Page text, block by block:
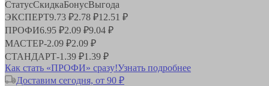
СтатусСкидкаБонусВыгода
ЭКСПЕРТ9.73 ₽2.78 ₽12.51 ₽
ПРОФИ6.95 ₽2.09 ₽9.04 ₽
МАСТЕР-2.09 ₽2.09 ₽
СТАНДАРТ-1.39 ₽1.39 ₽
Как стать «ПРОФИ» сразу!Узнать подробнее
Доставим сегодня, от 90 ₽